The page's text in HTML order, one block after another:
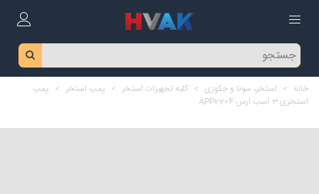
خانه > استخر، سونا و جکوزی > کلیه تجهیزات استخر > پمپ استخر > پمپ
استخری 3 اسب ارس APP2204